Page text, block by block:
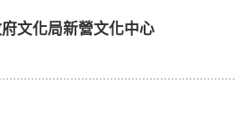
文化局新營文化中心